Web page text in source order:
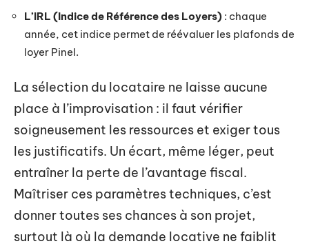
L’IRL (Indice de Référence des Loyers) : chaque
année, cet indice permet de réévaluer les plafonds de
loyer Pinel.
La sélection du locataire ne laisse aucune
place à l’improvisation : il faut vérifier
soigneusement les ressources et exiger tous
les justificatifs. Un écart, même léger, peut
entraîner la perte de l’avantage fiscal.
Maîtriser ces paramètres techniques, c’est
donner toutes ses chances à son projet,
surtout là où la demande locative ne faiblit